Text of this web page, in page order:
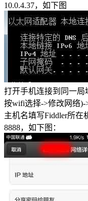
10.0.4.37，如下图
打开手机连接到同一
按wifi选择->修改网络)-
主机名填写Fiddler所在
8888，如下图：